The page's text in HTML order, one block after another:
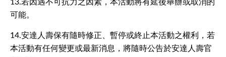
13.若因遇不可抗力之因素，本活動將有延後舉辦或取消的
可能。
14.安達人壽保有隨時修正、暫停或終止本活動之權利，若
本活動有任何變更或最新消息，將隨時公告於安達人壽官